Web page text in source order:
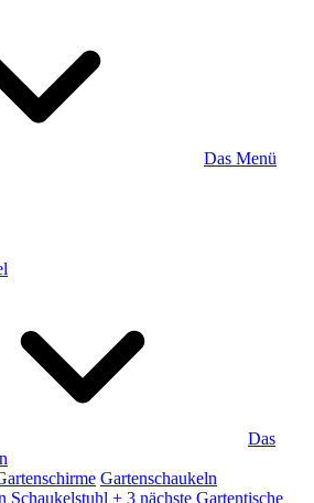
Das Menü
Das
Gartenschaukeln
Schaukelstuhl + 3 nächste Gartentische